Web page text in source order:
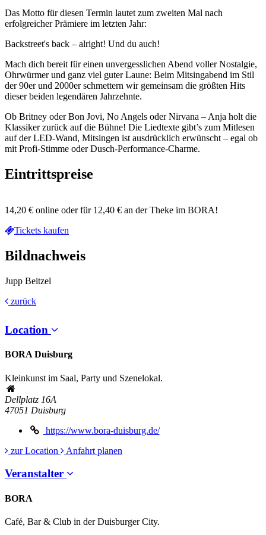
Das Motto für diesen Termin lautet zum zweiten Mal nach
erfolgreicher Prämiere im letzten Jahr:
Backstreet's back – alright! Und du auch!
Mach dich bereit für einen unvergesslichen Abend voller Nostalgie,
Ohrwürmer und ganz viel guter Laune: Beim Mitsingabend im Stil
der 90er und 2000er schmettern wir gemeinsam die größten Hits
dieser beiden legendären Jahrzehnte.
Ob Britney oder Bon Jovi, No Angels oder Nirvana – Anja holt die
Klassiker zurück auf die Bühne! Die Liedtexte gibt’s zum Mitlesen
auf der LED-Wand, Mitsingen ist ausdrücklich erwünscht – egal ob
mit Profi-Stimme oder Dusch-Performance-Charme.
Eintrittspreise
14,20 € online oder für 12,40 € an der Theke im BORA!
Tickets kaufen
Bildnachweis
Jupp Beitzel
zurück
Location
BORA Duisburg
Kleinkunst im Saal, Party und Szenelokal.
Dellplatz 16A
47051 Duisburg
https://www.bora-duisburg.de/
zur Location
Anfahrt planen
Veranstalter
BORA
Café, Bar & Club in der Duisburger City.